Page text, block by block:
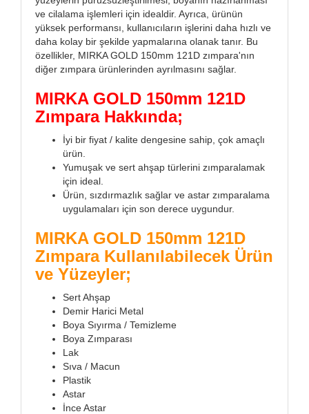
ve cilalama işlemleri için idealdir. Ayrıca, ürünün
yüksek performansı, kullanıcıların işlerini daha hızlı ve
daha kolay bir şekilde yapmalarına olanak tanır. Bu
özellikler, MIRKA GOLD 150mm 121D zımpara'nın
diğer zımpara ürünlerinden ayrılmasını sağlar.
MIRKA GOLD 150mm 121D
Zımpara Hakkında;
İyi bir fiyat / kalite dengesine sahip, çok amaçlı
ürün.
Yumuşak ve sert ahşap türlerini zımparalamak
için ideal.
Ürün, sızdırmazlık sağlar ve astar zımparalama
uygulamaları için son derece uygundur.
MIRKA GOLD 150mm 121D
Zımpara Kullanılabilecek Ürün
ve Yüzeyler;
Sert Ahşap
Demir Harici Metal
Boya Sıyırma / Temizleme
Boya Zımparası
Lak
Sıva / Macun
Plastik
Astar
İnce Astar